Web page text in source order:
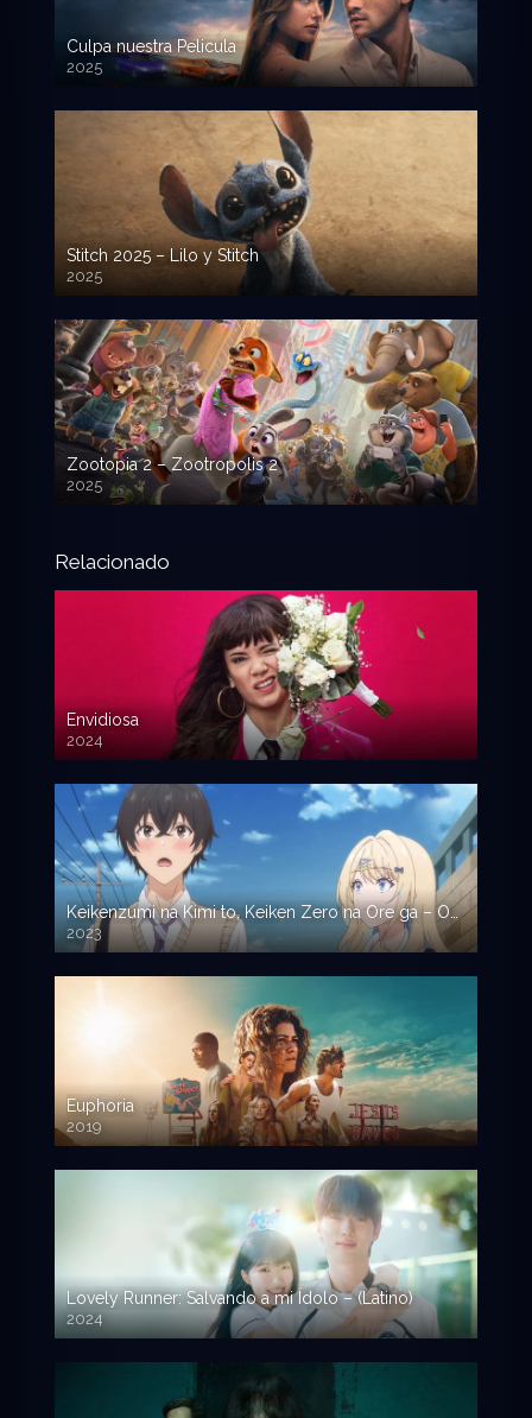
Culpa nuestra Pelicula
2025
720p HD
Stitch 2025 – Lilo y Stitch
2025
720p HD
Zootopia 2 – Zootropolis 2
2025
720p HD
Relacionado
Envidiosa
2024
Keikenzumi na Kimi to, Keiken Zero na Ore ga – Our Dating Story: The Experienced You and The Inexperienced Me
2023
Euphoria
2019
Lovely Runner: Salvando a mi Ídolo – (Latino)
2024